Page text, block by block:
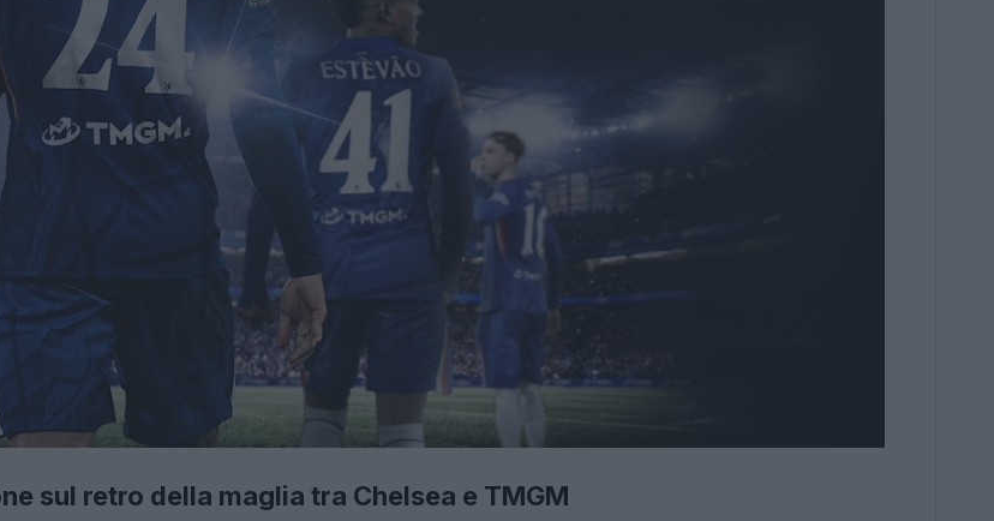
sul retro della maglia tra Chelsea e TMGM